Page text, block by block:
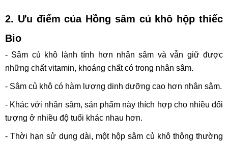
2. Ưu điểm của Hồng sâm củ khô hộp thiếc
Bio
- Sâm củ khô lành tính hơn nhân sâm và vẫn giữ được
những chất vitamin, khoáng chất có trong nhân sâm.
- Sâm củ khô có hàm lượng dinh dưỡng cao hơn nhân sâm.
- Khác với nhân sâm, sản phẩm này thích hợp cho nhiều đối
tượng ở nhiều độ tuổi khác nhau hơn.
- Thời hạn sử dụng dài, một hộp sâm củ khô thông thường